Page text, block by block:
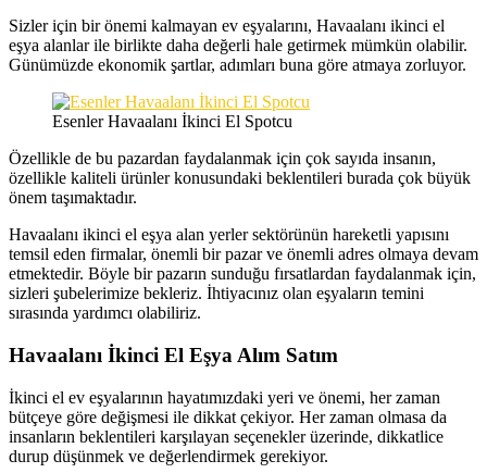
Sizler için bir önemi kalmayan ev eşyalarını, Havaalanı ikinci el
eşya alanlar ile birlikte daha değerli hale getirmek mümkün olabilir.
Günümüzde ekonomik şartlar, adımları buna göre atmaya zorluyor.
Esenler Havaalanı İkinci El Spotcu
Özellikle de bu pazardan faydalanmak için çok sayıda insanın,
özellikle kaliteli ürünler konusundaki beklentileri burada çok büyük
önem taşımaktadır.
Havaalanı ikinci el eşya alan yerler sektörünün hareketli yapısını
temsil eden firmalar, önemli bir pazar ve önemli adres olmaya devam
etmektedir. Böyle bir pazarın sunduğu fırsatlardan faydalanmak için,
sizleri şubelerimize bekleriz. İhtiyacınız olan eşyaların temini
sırasında yardımcı olabiliriz.
Havaalanı İkinci El Eşya Alım Satım
İkinci el ev eşyalarının hayatımızdaki yeri ve önemi, her zaman
bütçeye göre değişmesi ile dikkat çekiyor. Her zaman olmasa da
insanların beklentileri karşılayan seçenekler üzerinde, dikkatlice
durup düşünmek ve değerlendirmek gerekiyor.